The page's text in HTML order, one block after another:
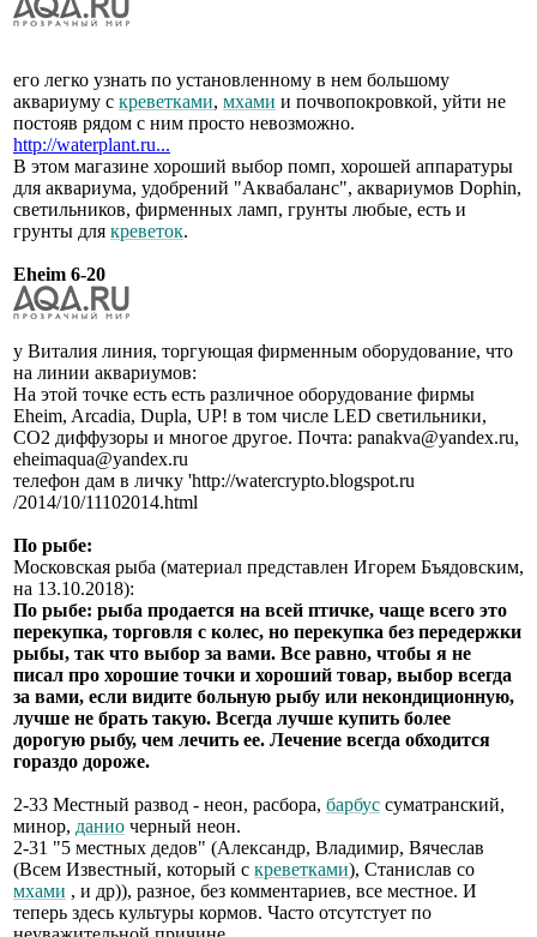
его легко узнать по установленному в нем большому
аквариуму с креветками, мхами и почвопокровкой, уйти не
постояв рядом с ним просто невозможно.
http://waterplant.ru...
В этом магазине хороший выбор помп, хорошей аппаратуры
для аквариума, удобрений "Аквабаланс", аквариумов Dophin,
светильников, фирменных ламп, грунты любые, есть и
грунты для креветок.
Eheim 6-20
у Виталия линия, торгующая фирменным оборудование, что
на линии аквариумов:
На этой точке есть есть различное оборудование фирмы
Eheim, Arcadia, Dupla, UP! в том числе LED светильники,
СО2 диффузоры и многое другое. Почта: panakva@yandex.ru,
eheimaqua@yandex.ru
телефон дам в личку 'http://watercrypto.blogspot.ru
/2014/10/11102014.html
По рыбе:
Московская рыба (материал представлен Игорем Бъядовским,
на 13.10.2018):
По рыбе: рыба продается на всей птичке, чаще всего это
перекупка, торговля с колес, но перекупка без передержки
рыбы, так что выбор за вами. Все равно, чтобы я не
писал про хорошие точки и хороший товар, выбор всегда
за вами, если видите больную рыбу или некондиционную,
лучше не брать такую. Всегда лучше купить более
дорогую рыбу, чем лечить ее. Лечение всегда обходится
гораздо дороже.
2-33 Местный развод - неон, расбора, барбус суматранский,
минор, данио черный неон.
2-31 "5 местных дедов" (Александр, Владимир, Вячеслав
(Всем Известный, который с креветками), Станислав со
мхами , и др)), разное, без комментариев, все местное. И
теперь здесь культуры кормов. Часто отсутстует по